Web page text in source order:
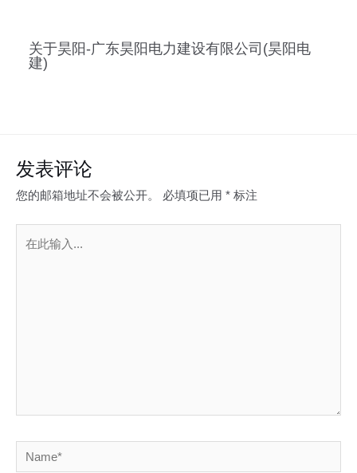
关于昊阳-广东昊阳电力建设有限公司(昊阳电
建)
发表评论
您的邮箱地址不会被公开。 必填项已用 * 标注
Name*